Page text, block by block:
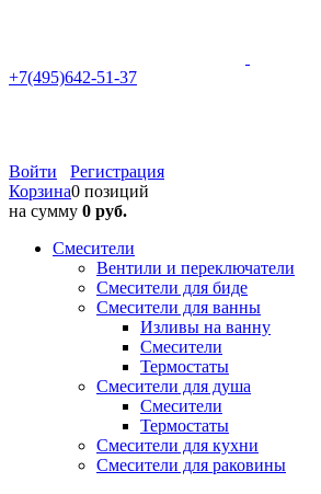
+7(495)642-51-37
Войти
Регистрация
Корзина0 позиций
на сумму 0 руб.
Смесители
Вентили и переключатели
Смесители для биде
Смесители для ванны
Изливы на ванну
Смесители
Термостаты
Смесители для душа
Смесители
Термостаты
Смесители для кухни
Смесители для раковины